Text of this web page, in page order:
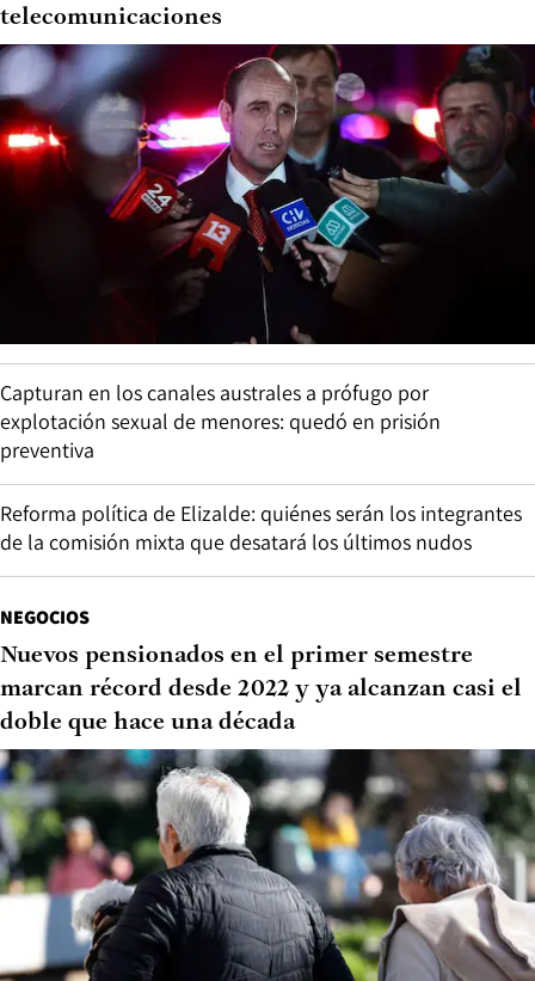
telecomunicaciones
Capturan en los canales australes a prófugo por
explotación sexual de menores: quedó en prisión
preventiva
Reforma política de Elizalde: quiénes serán los integrantes
de la comisión mixta que desatará los últimos nudos
NEGOCIOS
Nuevos pensionados en el primer semestre
marcan récord desde 2022 y ya alcanzan casi el
doble que hace una década